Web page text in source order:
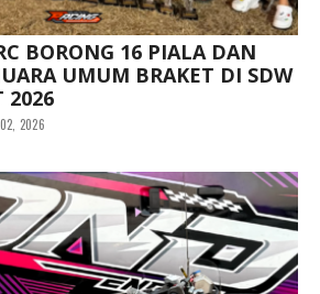
BORONG 16 PIALA DAN
UMUM BRAKET DI SDW
2026
2026